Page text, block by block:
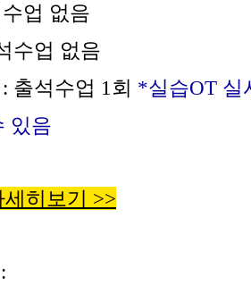
업 없음
수업 없음
출석수업 1회 *실습OT 실
있음
히보기 >>